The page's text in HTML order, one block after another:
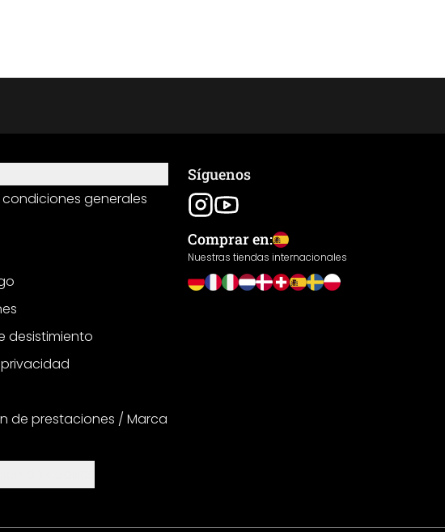
condiciones generales
desistimiento
de prestaciones / Marca
Síguenos
Comprar en:
Nuestras tiendas internacionales